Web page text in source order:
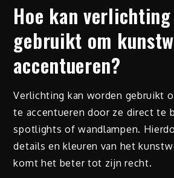
Hoe kan
gebruikt om
accentueren?
Verlichting kan worden gebruikt
te accentueren door ze direct te
spotlights of wandlampen.
details en kleuren van het
komt het beter tot zijn recht.